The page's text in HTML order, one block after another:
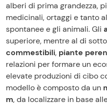
alberi di prima grandezza,
medicinali, ortaggi e tanto
spontanee e gli animali. Gli
superiore, mentre al di
commestibili, piante
relazioni per formare un
elevate produzioni di cibo
modello è composto da un
m, da localizzare in base